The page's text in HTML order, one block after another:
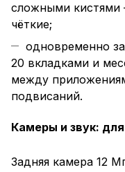
сложными кистями
чёткие;
одновременно
20 вкладками и
между
подвисаний.
Камеры и звук:
Задняя камера 12